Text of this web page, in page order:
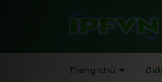
Trang chủ